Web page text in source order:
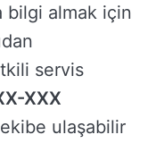
bilgi almak için
servis
XXX
ulaşabilir